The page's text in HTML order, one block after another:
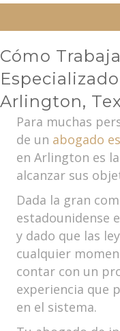
Cómo
Arlington,
Para muchas
de un abogado
en Arlington es
alcanzar sus
Dada la gran
estadounidense
y dado que las
cualquier
contar con un
experiencia que
en el sistema.